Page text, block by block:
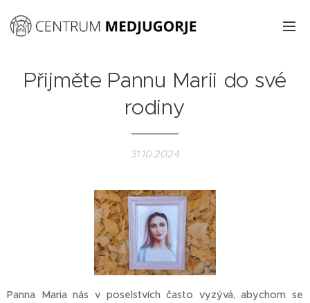
Přijměte Pannu Marii do své
rodiny
31.10.2024
Panna Maria nás v poselstvích často vyzývá, abychom se